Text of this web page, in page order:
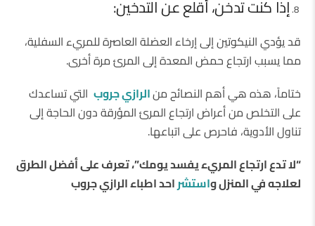
إذا كنت تدخن، أقلع عن التدخين:
قد يؤدي النيكوتين إلى إرخاء العضلة العاصرة للمريء السفلية،
مما يسبب ارتجاع حمض المعدة إلى المرئ مرة أخرى.
ختاماً، هذه هي أهم النصائح منالرازي جروب التي تساعدك
على التخلص من أعراض ارتجاع المرئ المؤرقة دون الحاجة إلى
تناول الأدوية، فاحرص على اتباعها.
“لا تدع ارتجاع المريء يفسد يومك”، تعرف على أفضل الطرق
لعلاجه في المنزل واستشراحد اطباء الرازي جروب